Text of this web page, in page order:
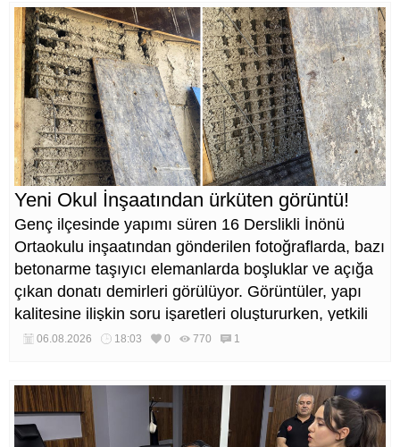
Yeni Okul İnşaatından ürküten görüntü!
Genç ilçesinde yapımı süren 16 Derslikli İnönü
Ortaokulu inşaatından gönderilen fotoğraflarda, bazı
betonarme taşıyıcı elemanlarda boşluklar ve açığa
çıkan donatı demirleri görülüyor. Görüntüler, yapı
kalitesine ilişkin soru işaretleri oluştururken, yetkili
kurumların teknik inceleme yapması çağrısı yapıldı.
06.08.2026 18:03 0 770 1